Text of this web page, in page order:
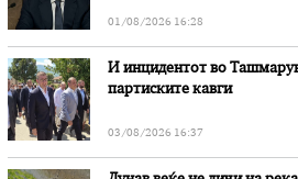
01/08/2026 16:28
И инцидентот во
партиските кавги
03/08/2026 16:37